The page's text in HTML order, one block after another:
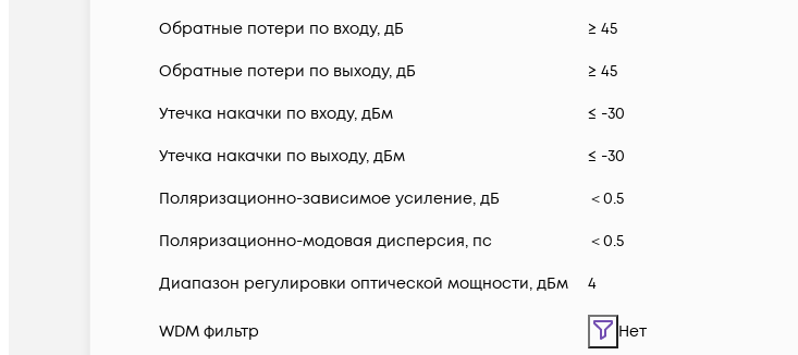
Обратные потери по входу, дБ ≥ 45
Обратные потери по выходу, дБ ≥ 45
Утечка накачки по входу, дБм ≤ -30
Утечка накачки по выходу, дБм ≤ -30
Поляризационно-зависимое усиление, дБ ＜0.5
Поляризационно-модовая дисперсия, пс ＜0.5
Диапазон регулировки оптической мощности, дБм 4
WDM фильтр Нет